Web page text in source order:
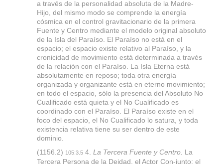
a través de la personalidad absoluta de la Madre-
Hijo, del mismo modo se comprende la energía
cósmica en el control gravitacionario de la primera
Fuente y Centro mediante el modelo original absoluto
de la Isla del Paraíso. El Paraíso no está en el
espacio; el espacio existe relativo al Paraíso, y la
cronicidad de movimiento está determinada a través
de la relación con el Paraíso. La Isla Eterna está
absolutamente en reposo; toda otra energía
organizada y organizante está en eterno movimiento;
en todo el espacio, sólo la presencia del Absoluto No
Cualificado está quieta y el No Cualificado es
coordinado con el Paraíso. El Paraíso existe en el
foco del espacio, el No Cualificado lo satura, y toda
existencia relativa tiene su ser dentro de este
dominio.
(1156.2) 105:3.54. La Tercera Fuente y Centro. La
Tercera Persona de la Deidad, el Actor Con-junto; el